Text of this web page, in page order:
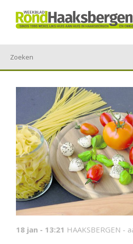
18 jan - 13:21 HAAKSBERGEN -